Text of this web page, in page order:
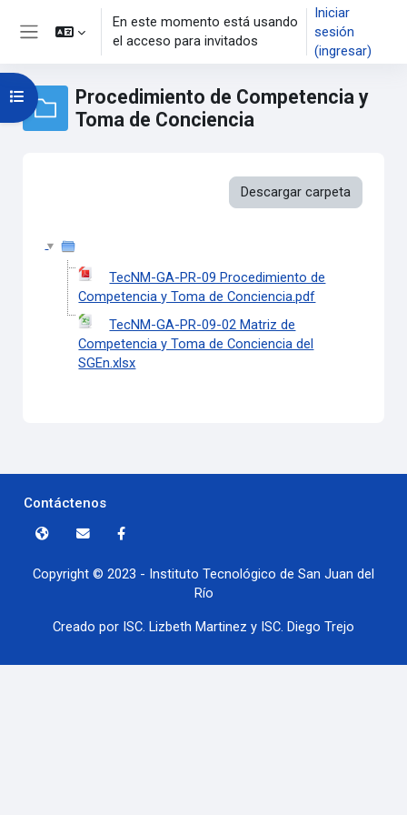
Saltar al contenido principal
En este momento está usando
el acceso para invitados
Iniciar
sesión
(ingresar)
Procedimiento de Competencia y
Toma de Conciencia
Abrir índice del curso
Descargar carpeta
TecNM-GA-PR-09 Procedimiento de
Competencia y Toma de Conciencia.pdf
TecNM-GA-PR-09-02 Matriz de
Competencia y Toma de Conciencia del
SGEn.xlsx
Contáctenos
Copyright © 2023 - Instituto Tecnológico de San Juan del
Río
Creado por ISC. Lizbeth Martinez y ISC. Diego Trejo